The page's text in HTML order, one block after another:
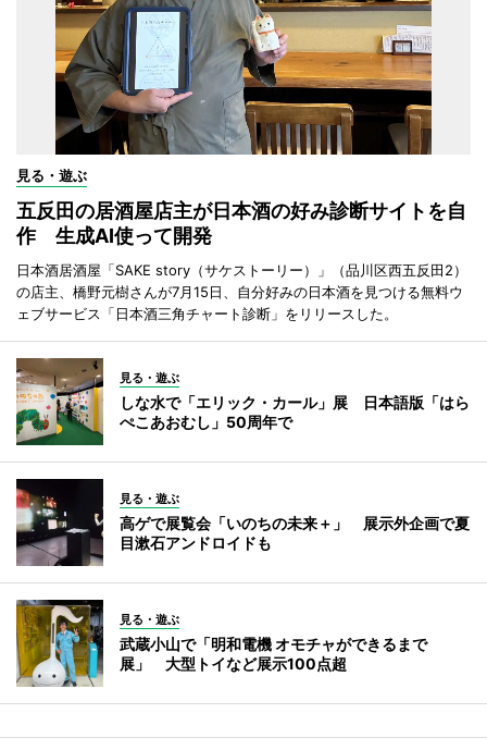
見る・遊ぶ
五反田の居酒屋店主が日本酒の好み診断サイトを自
作 生成AI使って開発
日本酒居酒屋「SAKE story（サケストーリー）」（品川区西五反田2）
の店主、橋野元樹さんが7月15日、自分好みの日本酒を見つける無料ウ
ェブサービス「日本酒三角チャート診断」をリリースした。
見る・遊ぶ
しな水で「エリック・カール」展 日本語版「はら
ぺこあおむし」50周年で
見る・遊ぶ
高ゲで展覧会「いのちの未来＋」 展示外企画で夏
目漱石アンドロイドも
見る・遊ぶ
武蔵小山で「明和電機 オモチャができるまで
展」 大型トイなど展示100点超